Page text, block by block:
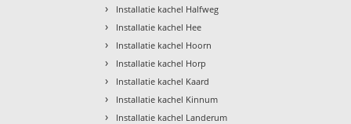
› Installatie kachel Halfweg
› Installatie kachel Hee
› Installatie kachel Hoorn
› Installatie kachel Horp
› Installatie kachel Kaard
› Installatie kachel Kinnum
› Installatie kachel Landerum